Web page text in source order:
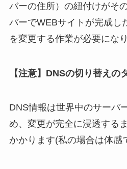
バーの住所）の紐付けがそ
バーでWEBサイトが完成し
を変更する作業が必要になり
【注意】DNSの切り替えの
DNS情報は世界中のサーバ
め、変更が完全に浸透する
かかります(私の場合は体感